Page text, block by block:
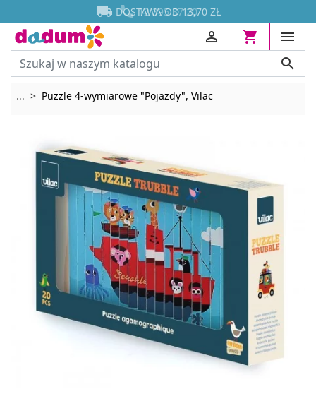

 DOSTAWA OD 13,70 ZŁ






... Rozwiń breadcrumbs
Puzzle 4-wymiarowe "Pojazdy", Vilac